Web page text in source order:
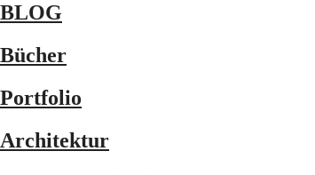
BLOG
Bücher
Portfolio
Architektur